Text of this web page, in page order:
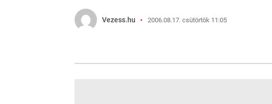
Vezess.hu 2006.08.17. csütörtök 11:05